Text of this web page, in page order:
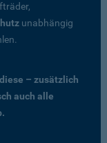
unabhängig
– zusätzlich
auch alle